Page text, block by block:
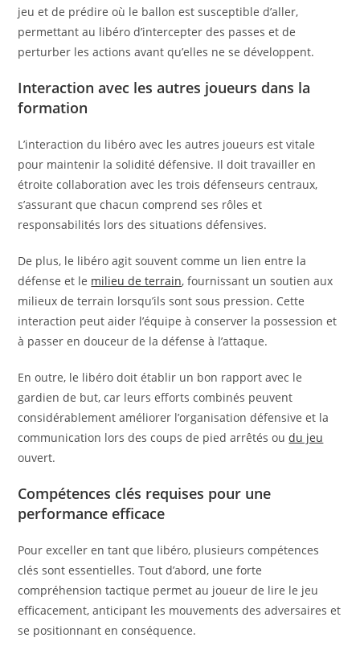
jeu et de prédire où le ballon est susceptible d’aller,
permettant au libéro d’intercepter des passes et de
perturber les actions avant qu’elles ne se développent.
Interaction avec les autres joueurs dans la
formation
L’interaction du libéro avec les autres joueurs est vitale
pour maintenir la solidité défensive. Il doit travailler en
étroite collaboration avec les trois défenseurs centraux,
s’assurant que chacun comprend ses rôles et
responsabilités lors des situations défensives.
De plus, le libéro agit souvent comme un lien entre la
défense et le milieu de terrain, fournissant un soutien aux
milieux de terrain lorsqu’ils sont sous pression. Cette
interaction peut aider l’équipe à conserver la possession et
à passer en douceur de la défense à l’attaque.
En outre, le libéro doit établir un bon rapport avec le
gardien de but, car leurs efforts combinés peuvent
considérablement améliorer l’organisation défensive et la
communication lors des coups de pied arrêtés oudu jeu
ouvert.
Compétences clés requises pour une
performance efficace
Pour exceller en tant que libéro, plusieurs compétences
clés sont essentielles. Tout d’abord, une forte
compréhension tactique permet au joueur de lire le jeu
efficacement, anticipant les mouvements des adversaires et
se positionnant en conséquence.